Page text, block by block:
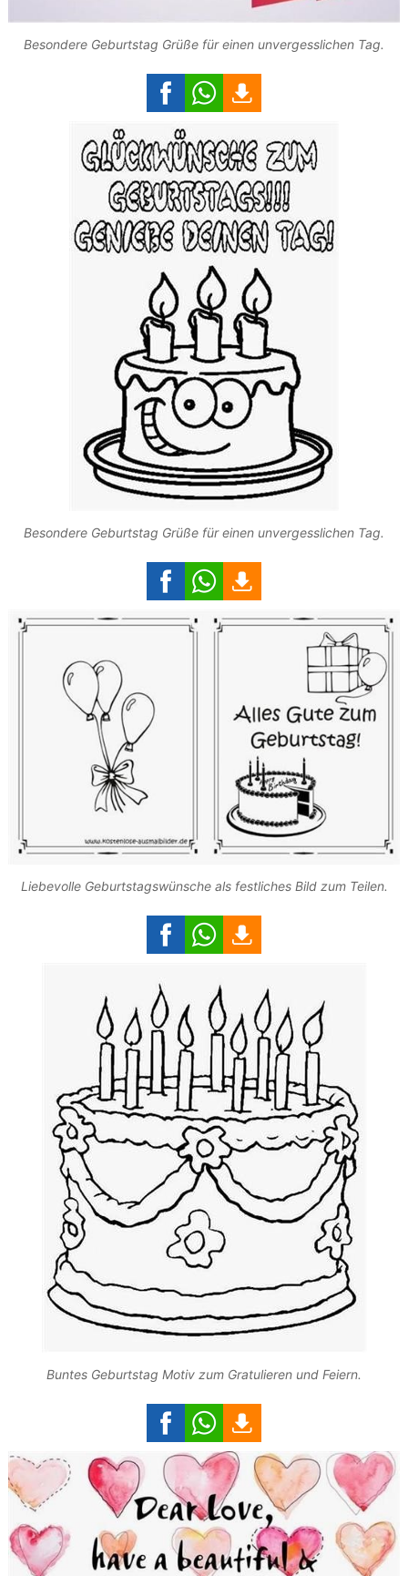
Besondere Geburtstag Grüße für einen unvergesslichen Tag.
Besondere Geburtstag Grüße für einen unvergesslichen Tag.
Liebevolle Geburtstagswünsche als festliches Bild zum Teilen.
Buntes Geburtstag Motiv zum Gratulieren und Feiern.